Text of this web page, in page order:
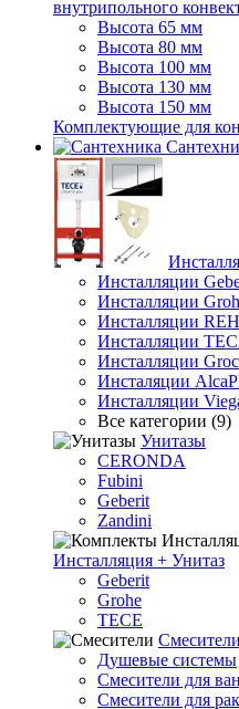
внутрипольного
Высота 65 мм
Высота 80 мм
Высота 100 мм
Высота 130 мм
Высота 150 мм
Комплектующие для
Инсталляции
Инсталляции
Инсталляции
Инсталляции
Инсталляции
Инсталяции
Инсталляции
Все категории (9)
Унитазы
CERONDA
Fubini
Geberit
Zandini
Инсталляция + Унитаз
Geberit
Grohe
TECE
Смесители
Душевые системы
Смесители для
Смесители для